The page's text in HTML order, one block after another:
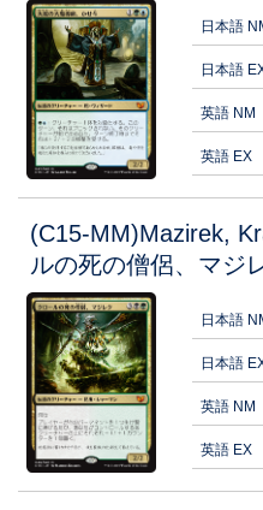
日本語
日本語
英語 NM
英語 EX
(C15-MM)Mazirek,
ルの死の僧侶、マジ
日本語
日本語
英語 NM
英語 EX